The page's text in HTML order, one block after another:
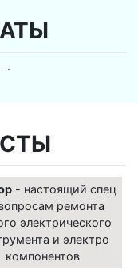
- настоящий спец
ремонта
электрического
и электро
компонентов